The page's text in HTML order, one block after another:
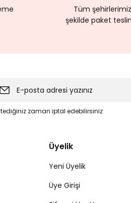
Tüm
şekilde paket
zaman iptal edebilirsiniz
Üyelik
Yeni Üyelik
Üye Girişi